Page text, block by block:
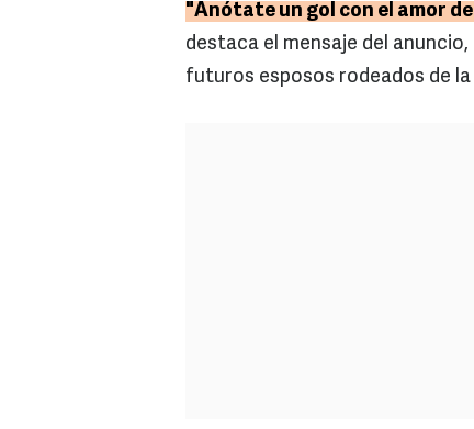
"Anótate un gol con el amor
destaca el mensaje del
futuros esposos rodeados de